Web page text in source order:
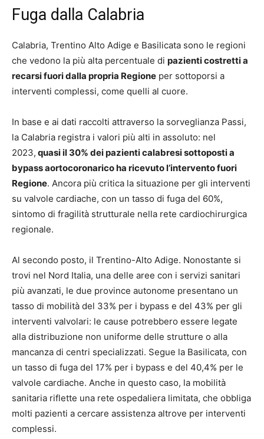
Fuga dalla Calabria
Calabria, Trentino Alto Adige e Basilicata sono le regioni
che vedono la più alta percentuale di pazienti costretti a
recarsi fuori dalla propria Regione per sottoporsi a
interventi complessi, come quelli al cuore.
In base e ai dati raccolti attraverso la sorveglianza Passi,
la Calabria registra i valori più alti in assoluto: nel
2023, quasi il 30% dei pazienti calabresi sottoposti a
bypass aortocoronarico ha ricevuto l’intervento fuori
Regione. Ancora più critica la situazione per gli interventi
su valvole cardiache, con un tasso di fuga del 60%,
sintomo di fragilità strutturale nella rete cardiochirurgica
regionale.
Al secondo posto, il Trentino-Alto Adige. Nonostante si
trovi nel Nord Italia, una delle aree con i servizi sanitari
più avanzati, le due province autonome presentano un
tasso di mobilità del 33% per i bypass e del 43% per gli
interventi valvolari: le cause potrebbero essere legate
alla distribuzione non uniforme delle strutture o alla
mancanza di centri specializzati. Segue la Basilicata, con
un tasso di fuga del 17% per i bypass e del 40,4% per le
valvole cardiache. Anche in questo caso, la mobilità
sanitaria riflette una rete ospedaliera limitata, che obbliga
molti pazienti a cercare assistenza altrove per interventi
complessi.